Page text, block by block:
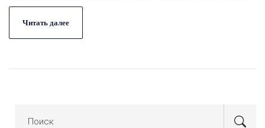
Читать далее